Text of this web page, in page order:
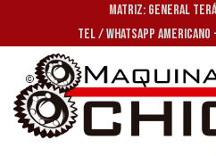
MATRIZ: GENERAL
TEL / WHATSAPP AMERICANO